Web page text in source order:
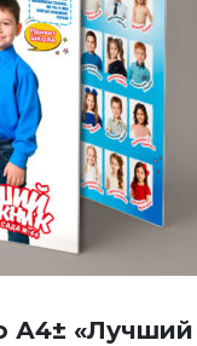
А4± «Лучший